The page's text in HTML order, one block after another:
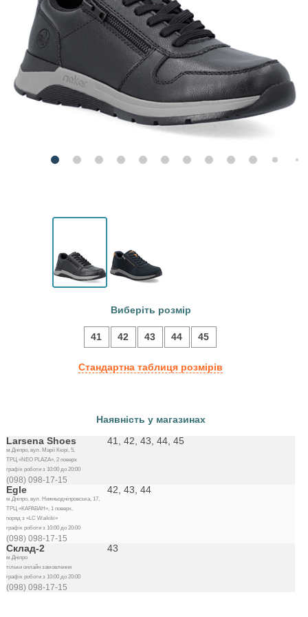
Виберіть розмір
41 42 43 44 45
Стандартна таблиця розмірів
Наявність у магазинах
Larsena Shoes
м.Дніпро, вул. Марії Кюрі, 5,
ТРЦ «NEO PLAZA», 2 поверх
графік роботи з 10:00 до 20:00
(098) 098-17-15
41, 42, 43, 44, 45
Egle
м.Дніпро, вул. Нижньодніпровська, 17,
ТРЦ «КАРАВАН», 1 поверх,
поряд з «LC Waikiki»
графік роботи з 10:00 до 20:00
(098) 098-17-15
42, 43, 44
Склад-2
м.Дніпро
тільки онлайн замовлення
графік роботи з 10:00 до 20:00
(098) 098-17-15
43